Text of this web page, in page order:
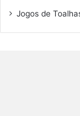
Jogos de